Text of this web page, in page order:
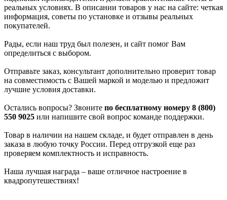
реальных условиях. В описании товаров у нас на сайте: четкая
информация, советы по установке и отзывы реальных
покупателей.
Рады, если наш труд был полезен, и сайт помог Вам
определиться с выбором.
Отправьте заказ, консультант дополнительно проверит товар
на совместимость с Вашей маркой и моделью и предложит
лучшие условия доставки.
Остались вопросы? Звоните по бесплатному номеру 8 (800)
550 9025 или напишите свой вопрос команде поддержки.
Товар в наличии на нашем складе, и будет отправлен в день
заказа в любую точку России. Перед отгрузкой еще раз
проверяем комплектность и исправность.
Наша лучшая награда – ваше отличное настроение в
квадропутешествиях!